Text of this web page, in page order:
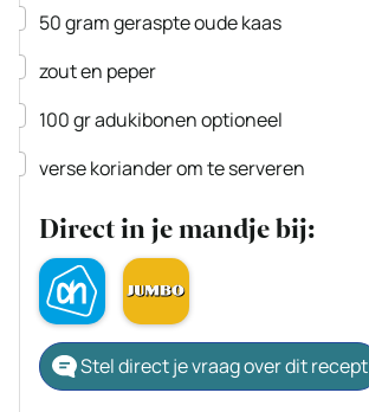
▢
50gramgeraspte oude kaas
▢
zout en peper
▢
100gradukibonenoptioneel
▢
verse korianderom te serveren
Direct in je mandje bij:
Stel direct je vraag over dit recept